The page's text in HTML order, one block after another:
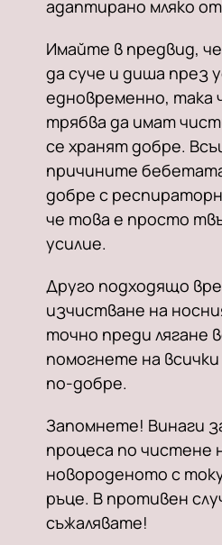
адаптирано мляко
Имайте в предвид,
да суче и диша през
едновременно, така
трябва да имат
се хранят добре.
причините
добре с
че това е просто
усилие.
Друго подходящо
изчистване на
точно преди лягане
помогнете на
по-добре.
Запомнете! Винаги
процеса по чистене
новороденото с
ръце. В противен
съжалявате!